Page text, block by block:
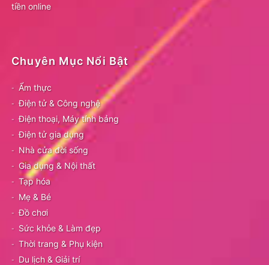
tiền online
Chuyên Mục Nổi Bật
Ẩm thực
Điện tử & Công nghệ
Điện thoại, Máy tính bảng
Điện tử gia dụng
Nhà cửa đời sống
Gia dụng & Nội thất
Tạp hóa
Mẹ & Bé
Đồ chơi
Sức khỏe & Làm đẹp
Thời trang & Phụ kiện
Du lịch & Giải trí